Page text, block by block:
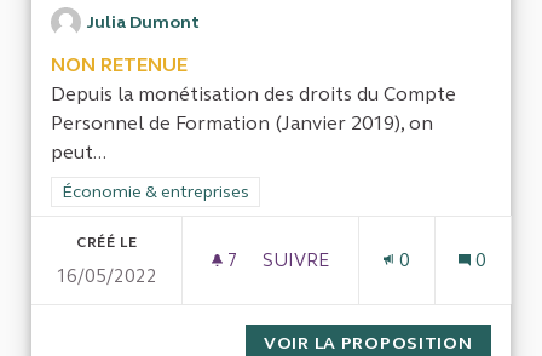
Julia Dumont
NON RETENUE
Depuis la monétisation des droits du Compte
Personnel de Formation (Janvier 2019), on
peut...
Filtrer les résultats de la catégorie : Économie & entreprises
Économie & entreprises
CRÉÉ LE
16/05/2022
7 7 ABONNÉS
SUIVRE
0 0
VOIR LA PROPOSITION